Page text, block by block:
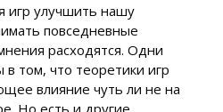
игр улучшить нашу
повседневные
расходятся. Одни
в том, что теоретики игр
влияние чуть ли не на
Но есть и другие